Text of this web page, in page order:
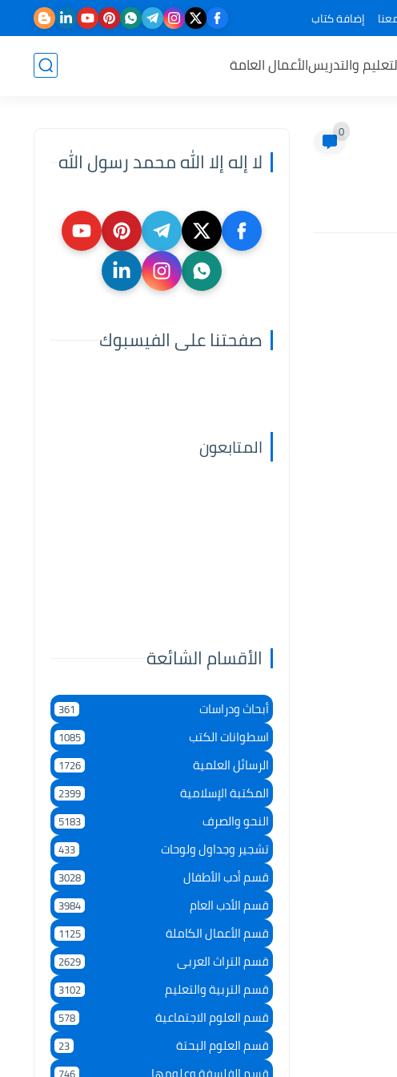
إضافة كتاب
والتدريسالأعمال العامة
0
لا إله إلا الله محمد رسول الله
صفحتنا على الفيسبوك
المتابعون
الأقسام الشائعة
أبحاث ودراسات 361
اسطوانات الكتب 1085
الرسائل العلمية 1726
المكتبة الإسلامية 2399
النحو والصرف 5183
تشجير وجداول ولوحات 433
قسم أدب الأطفال 3028
قسم الأدب العام 3984
قسم الأعمال الكاملة 1125
قسم التراث العربى 2629
قسم التربية والتعليم 3102
قسم العلوم الاجتماعية 578
قسم العلوم البحتة 23